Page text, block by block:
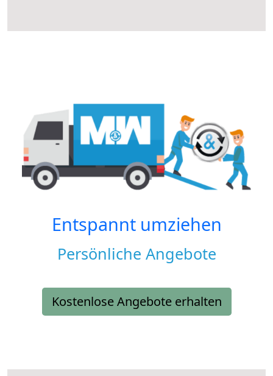
Entspannt umziehen
Persönliche Angebote
Kostenlose Angebote erhalten